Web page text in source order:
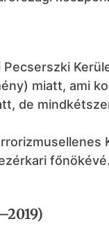
miatt, ami
de